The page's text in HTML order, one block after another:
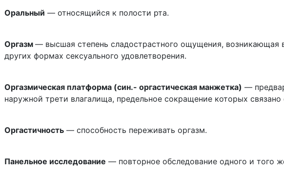
Оральный — относящийся к полости рта.
Оргазм — высшая степень сладострастного ощущения, возникающая
других формах сексуального удовлетворения.
Оргазмическая платформа (син.- оргастическая манжетка) —
наружной трети влагалища, предельное сокращение которых связано
Оргастичность — способность переживать оргазм.
Панельное исследование — повторное обследование одного и того